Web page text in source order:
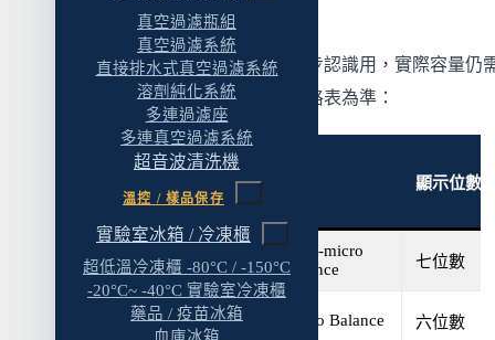
真空過濾瓶組
真空過濾系統
直接排水式真空過濾系統
溶劑純化系統
多連過濾座
多連真空過濾系統
超音波清洗機
溫控 / 樣品保存
實驗室冰箱 / 冷凍櫃
超低溫冷凍櫃 -80°C / -150°C
-20°C~ -40°C 實驗室冷凍櫃
藥品 / 疫苗冰箱
十、四位數分析天平 vs 五位數半微量天平的對
總表
FAQ：分析天平與微量天平選購常見問題
Q1：分析天平跟微量天平有什麼差別？哪個
較準？
Q2：我要買 0.1mg 還是 0.01mg 的天平？
Q3：USP 〈41〉 的最小稱量怎麼算？跟天平
的最小可讀值一樣嗎？
Q4：GMP 場域一定要買半微量天平嗎？
精度等級與名稱對照
下表為常見市場區間，僅作初步認識用，實際容量仍
各品牌、型號與版本的原廠規格表為準：
顯示位數
超微量天平
Ultra-micro
Balance
七位數
微量天平 Micro Balance 六位數